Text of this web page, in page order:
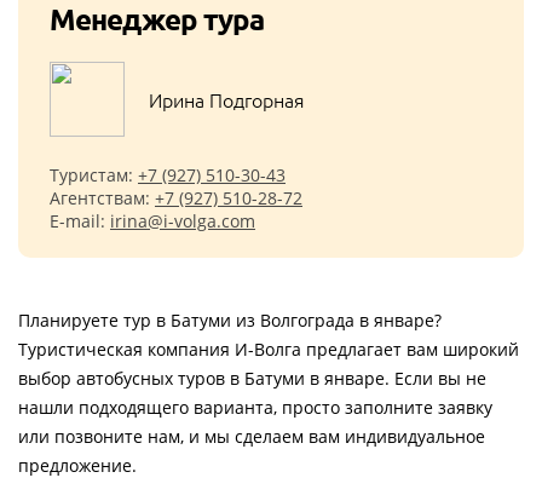
Менеджер тура
Ирина Подгорная
Туристам: +7 (927) 510-30-43
Агентствам: +7 (927) 510-28-72
E-mail: irina@i-volga.com
Планируете тур в Батуми из Волгограда в январе?
Туристическая компания И-Волга предлагает вам широкий
выбор автобусных туров в Батуми в январе. Если вы не
нашли подходящего варианта, просто заполните заявку
или позвоните нам, и мы сделаем вам индивидуальное
предложение.